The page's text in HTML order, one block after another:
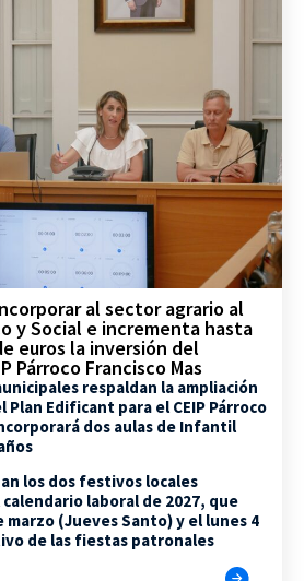
al sector agrario al
y Social e incrementa hasta
euros la inversión del
Párroco Francisco Mas
respaldan la ampliación
Edificant para el CEIP Párroco
dos aulas de Infantil
los dos festivos locales
laboral de 2027, que
marzo (Jueves Santo) y el lunes 4
de las fiestas patronales